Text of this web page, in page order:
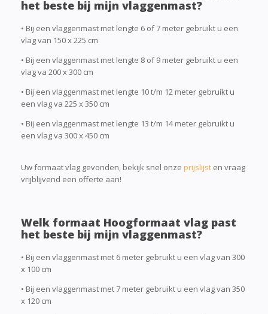
het beste bij mijn vlaggenmast?
• Bij een vlaggenmast met lengte 6 of 7 meter gebruikt u een
vlag van 150 x 225 cm
• Bij een vlaggenmast met lengte 8 of 9 meter gebruikt u een
vlag va 200 x 300 cm
• Bij een vlaggenmast met lengte 10 t/m 12 meter gebruikt u
een vlag va 225 x 350 cm
• Bij een vlaggenmast met lengte 13 t/m 14 meter gebruikt u
een vlag va 300 x 450 cm
Uw formaat vlag gevonden, bekijk snel onze prijslijst en vraag
vrijblijvend een offerte aan!
Welk formaat Hoogformaat vlag past
het beste bij mijn vlaggenmast?
• Bij een vlaggenmast met 6 meter gebruikt u een vlag van 300
x 100 cm
• Bij een vlaggenmast met 7 meter gebruikt u een vlag van 350
x 120 cm